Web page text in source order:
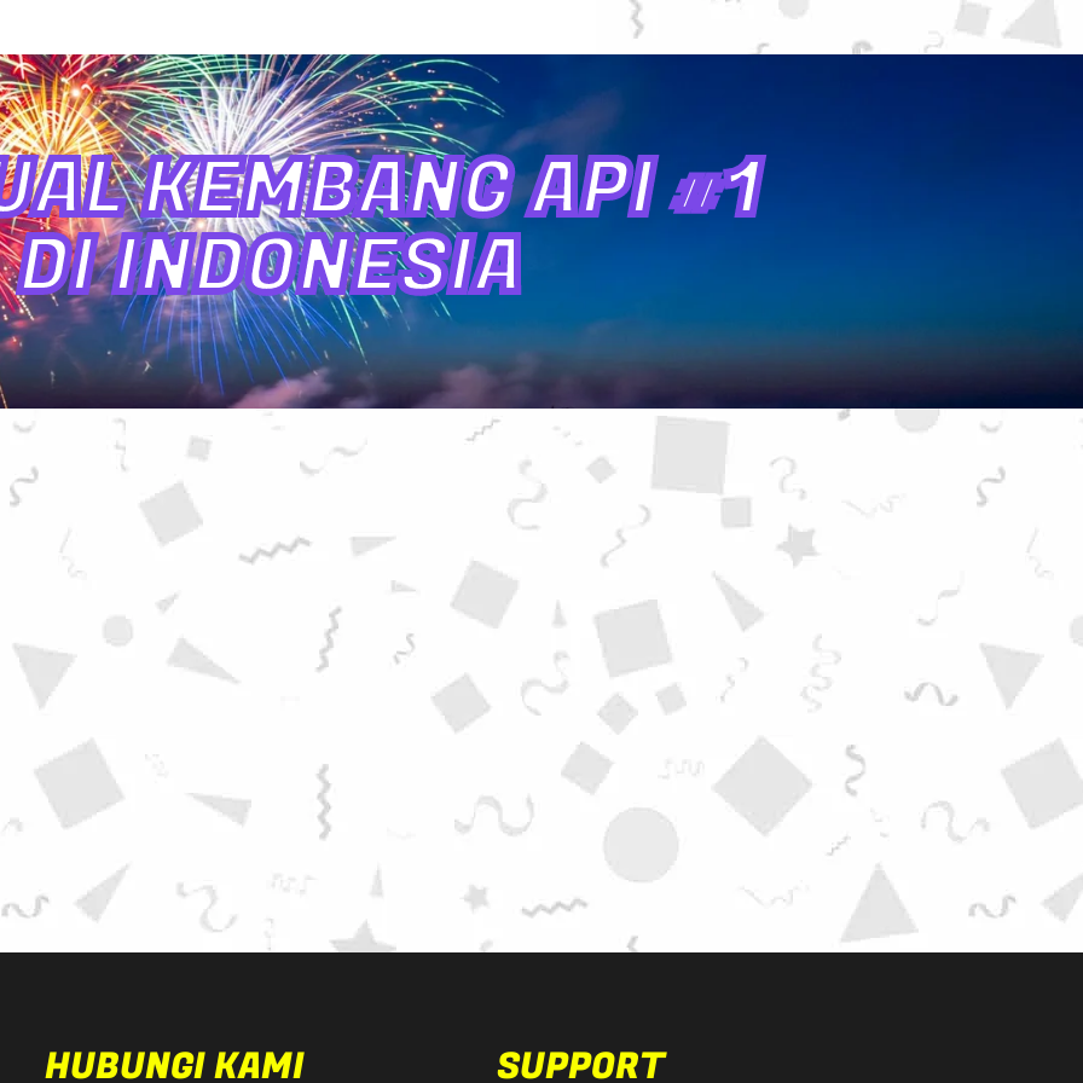
KEMBANG API #1
DI INDONESIA
HUBUNGI KAMI SUPPORT